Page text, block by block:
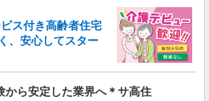
詳細を見る
ス付き高齢者住宅
、安心してスター
ら安定した業界へ＊サ高住